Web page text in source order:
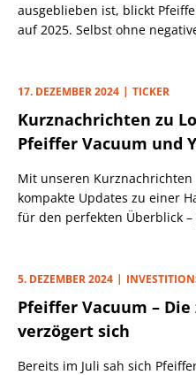
ausgeblieben ist, blickt
auf 2025. Selbst ohne
17. DEZEMBER 2024 TICKER
Kurznachrichten zu
Pfeiffer Vacuum und
Mit unseren
kompakte Updates zu einer
für den perfekten Überblick
5. DEZEMBER 2024
Pfeiffer Vacuum –
verzögert sich
Bereits im Juli sah sich